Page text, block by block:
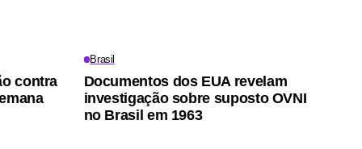
contra
Brasil
Documentos dos EUA revelam
investigação sobre suposto OVNI
no Brasil em 1963